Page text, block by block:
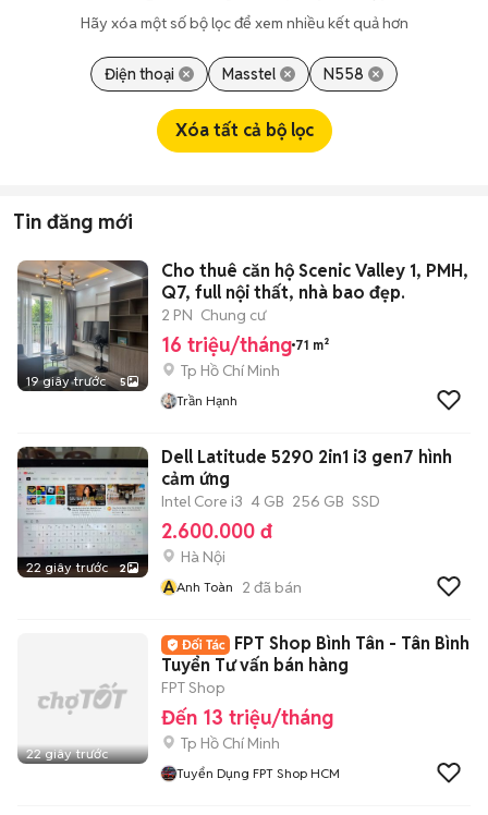
Hãy xóa một số bộ lọc để xem nhiều kết quả hơn
Điện thoại Masstel N558
Xóa tất cả bộ lọc
Tin đăng mới
19 giây trước 5
Cho thuê căn hộ Scenic Valley 1, PMH,
Q7, full nội thất, nhà bao đẹp.
2 PN Chung cư
16 triệu/tháng 71 m²
Tp Hồ Chí Minh
Trần Hạnh
22 giây trước 2
Dell Latitude 5290 2in1 i3 gen7 hình
cảm ứng
Intel Core i3 4 GB 256 GB SSD
2.600.000 đ
Hà Nội
AAnh Toàn 2 đã bán
22 giây trước
FPT Shop Bình Tân - Tân Bình
Tuyển Tư vấn bán hàng
FPT Shop
Đến 13 triệu/tháng
Tp Hồ Chí Minh
Tuyển Dụng FPT Shop HCM